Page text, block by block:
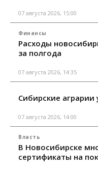
07 августа 2026, 15:00
Финансы
Расходы
за полгода
07 августа 2026, 14:35
Сибирские
07 августа 2026, 14:00
Власть
В Новосибирске
сертификаты на